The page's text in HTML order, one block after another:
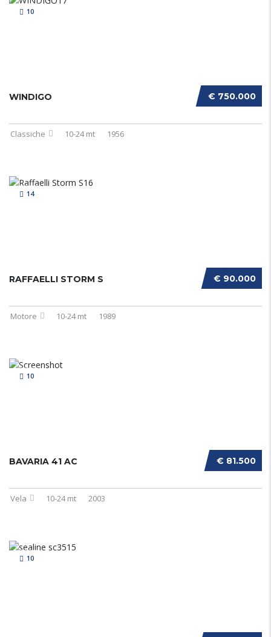
10
€ 750.000
WINDIGO
Classiche 10-24 mt 1956
14
€ 90.000
RAFFAELLI STORM S
Motore 10-24 mt 1989
10
€ 81.500
BAVARIA 41 AC
Vela 10-24 mt 2003
10